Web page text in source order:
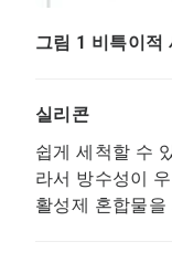
그림 1 비특이적
실리콘
쉽게 세척할 수
라서 방수성이
활성제 혼합물